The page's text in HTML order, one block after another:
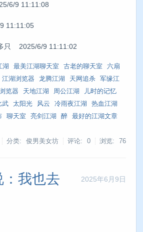
6/9 11:11:08
11:11:05
只 2025/6/9 11:11:02
湖 最美江湖聊天室 古老的聊天室
六扇
江湖浏览器 龙腾江湖 天网追杀
军缘江
览器 天地江湖 周公江湖
儿时的记忆
武 太阳光 风云 冷雨夜江湖
热血江湖
聊天室 亮剑江湖 醉
最好的江湖文章
分类: 俊男美女坊 评论: 0 浏览: 76
2025年6月9日
我也去